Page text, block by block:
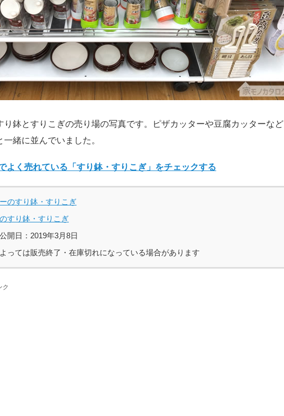
り鉢とすりこぎの売り場の写真です。ピザカッターや豆腐カッターなど
緒に並んでいました。
よく売れている「すり鉢・すりこぎ」をチェックする
のすり鉢・すりこぎ
すり鉢・すりこぎ
開日：2019年3月8日
っては販売終了・在庫切れになっている場合があります
ク